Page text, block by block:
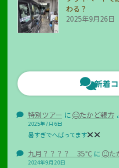
わる？
2025年9月26日
新着
特別ツアー に たかど親方
2025年7月6日
暑すぎでへばってます
九月？？？？ 35℃に た
2024年9月20日